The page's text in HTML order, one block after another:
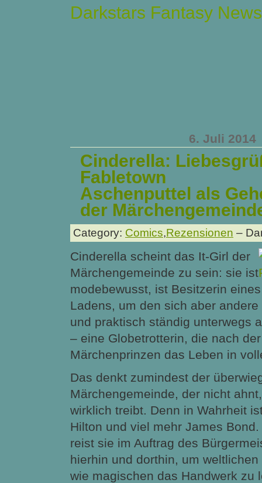
Darkstars Fantasy News
6. Juli 2014
Cinderella:
Fabletown
Aschenputtel als
der
Category: Comics,Rezensionen –
Cinderella scheint das It-Girl der
Märchengemeinde zu sein: sie ist
modebewusst, ist Besitzerin
Ladens, um den sich aber
und praktisch ständig unterwegs
– eine Globetrotterin, die nach
Märchenprinzen das Leben in
Das denkt zumindest der
Märchengemeinde, der nicht
wirklich treibt. Denn in Wahrheit
Hilton und viel mehr James
reist sie im Auftrag des
hierhin und dorthin, um
wie magischen das Handwerk zu